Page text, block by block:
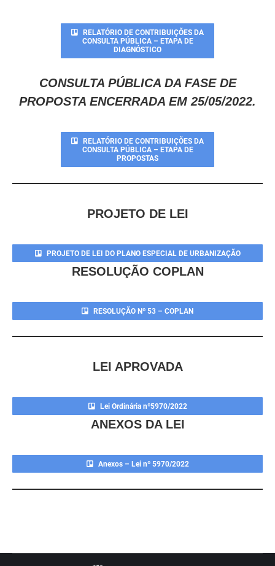
RELATÓRIO DE CONTRIBUIÇÕES DA
CONSULTA PÚBLICA – ETAPA DE
DIAGNÓSTICO
CONSULTA PÚBLICA DA FASE DE
PROPOSTA ENCERRADA EM 25/05/2022.
RELATÓRIO DE CONTRIBUIÇÕES DA
CONSULTA PÚBLICA – ETAPA DE
PROPOSTAS
PROJETO DE LEI
PROJETO DE LEI DO PLANO ESPECIAL DE URBANIZAÇÃO
RESOLUÇÃO COPLAN
RESOLUÇÃO Nº 53 – COPLAN
LEI APROVADA
Lei Ordinária nº5970/2022
ANEXOS DA LEI
Anexos – Lei nº 5970/2022